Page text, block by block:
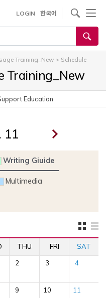
LOGIN 한국어
Training_New> Schedule
Training_New
Education
.
Writing Giuide
Multimedia
THU FRI SAT
2 3 4
9 10 11